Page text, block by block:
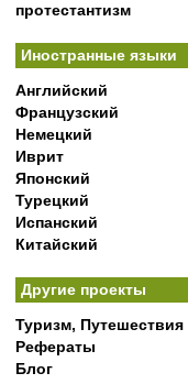
протестантизм
Иностранные языки
Английский
Французский
Немецкий
Иврит
Японский
Турецкий
Испанский
Китайский
Другие проекты
Туризм, Путешествия
Рефераты
Блог